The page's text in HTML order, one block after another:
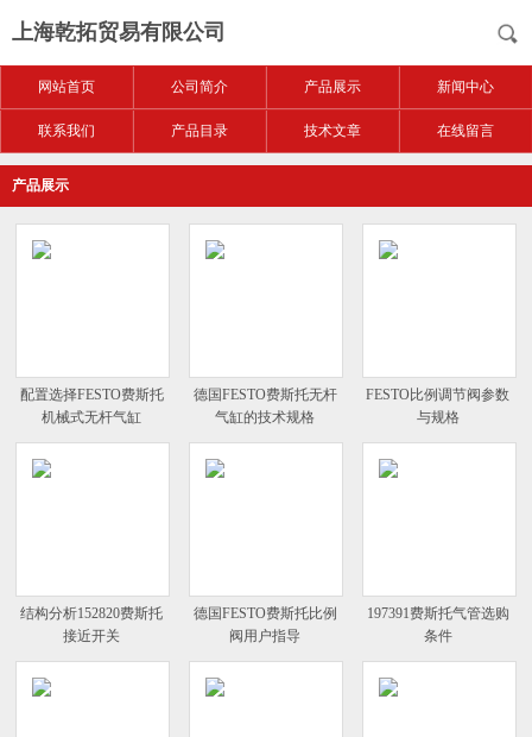
上海乾拓贸易有限公司
网站首页 公司简介 产品展示 新闻中心
联系我们 产品目录 技术文章 在线留言
产品展示
配置选择FESTO费斯托
机械式无杆气缸
德国FESTO费斯托无杆
气缸的技术规格
FESTO比例调节阀参数
与规格
结构分析152820费斯托
接近开关
德国FESTO费斯托比例
阀用户指导
197391费斯托气管选购
条件